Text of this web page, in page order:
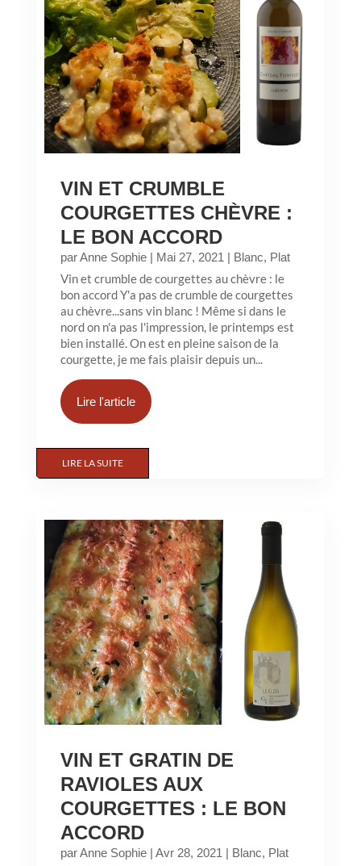
VIN ET CRUMBLE
COURGETTES CHÈVRE :
LE BON ACCORD
parAnne Sophie| Mai 27, 2021 | Blanc, Plat
Vin et crumble de courgettes au chèvre : le
bon accord Y'a pas de crumble de courgettes
au chèvre...sans vin blanc ! Même si dans le
nord on n'a pas l'impression, le printemps est
bien installé. On est en pleine saison de la
courgette, je me fais plaisir depuis un...
Lire l'article
LIRE LA SUITE
VIN ET GRATIN DE
RAVIOLES AUX
COURGETTES : LE BON
ACCORD
parAnne Sophie| Avr 28, 2021 | Blanc, Plat